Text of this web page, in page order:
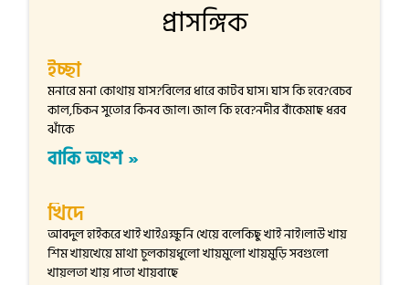
প্রাসঙ্গিক
ইচ্ছা
মনারে মনা কোথায় যাস?বিলের ধারে কাটব ঘাস। ঘাস কি হবে?বেচব
কাল,চিকন সুতোর কিনব জাল। জাল কি হবে?নদীর বাঁকেমাছ ধরব
ঝাঁকে
বাকি অংশ »
খিদে
আবদুল হাইকরে খাই খাইএক্ষুনি খেয়ে বলেকিছু খাই নাই।লাউ খায়
শিম খায়খেয়ে মাথা চুলকায়ধুলো খায়মুলো খায়মুড়ি সবগুলো
খায়লতা খায় পাতা খায়বাছে